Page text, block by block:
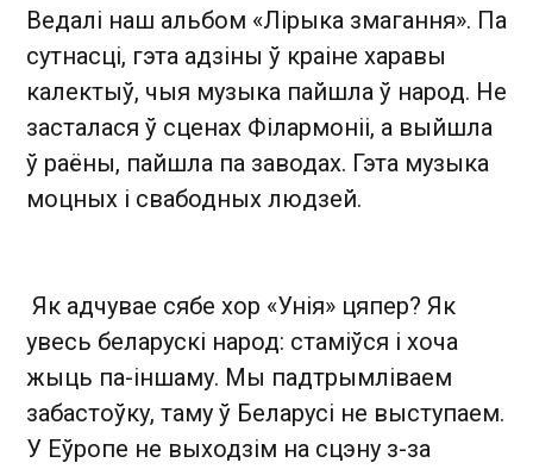
Ведалі наш альбом «Лірыка змагання». Па
сутнасці, гэта адзіны ў краіне харавы
калектыў, чыя музыка пайшла ў народ. Не
засталася ў сценах Філармоніі, а выйшла
ў раёны, пайшла па заводах. Гэта музыка
моцных і свабодных людзей.
Як адчувае сябе хор «Унія» цяпер? Як
увесь беларускі народ: стаміўся і хоча
жыць па-іншаму. Мы падтрымліваем
забастоўку, таму ў Беларусі не выступаем.
У Еўропе не выходзім на сцэну з-за